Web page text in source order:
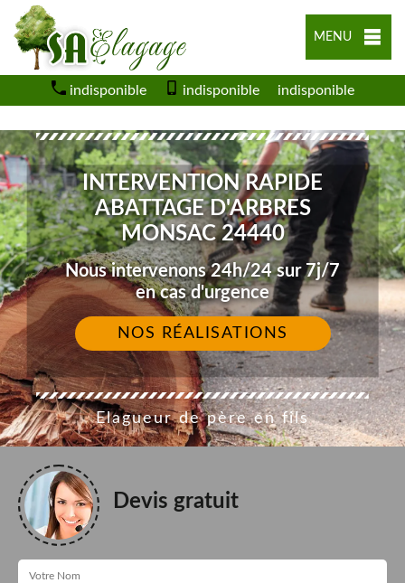
MENU
indisponible indisponible indisponible
INTERVENTION RAPIDE
ABATTAGE D'ARBRES
MONSAC 24440
Nous intervenons 24h/24 sur 7j/7
en cas d'urgence
NOS RÉALISATIONS
Elagueur de père en fils
Devis gratuit